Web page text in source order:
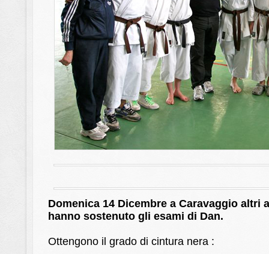
Domenica 14 Dicembre a Caravaggio altri
hanno sostenuto gli esami di Dan.
Ottengono il grado di cintura nera :